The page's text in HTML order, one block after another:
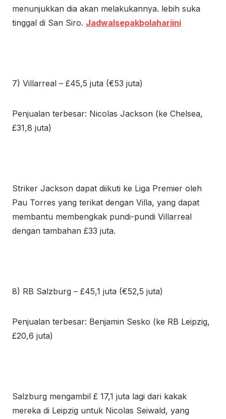
menunjukkan dia akan melakukannya. lebih suka
tinggal di San Siro. Jadwalsepakbolahariini
7) Villarreal – £45,5 juta (€53 juta)
Penjualan terbesar: Nicolas Jackson (ke Chelsea,
£31,8 ​​juta)
Striker Jackson dapat diikuti ke Liga Premier oleh
Pau Torres yang terikat dengan Villa, yang dapat
membantu membengkak pundi-pundi Villarreal
dengan tambahan £33 juta.
8) RB Salzburg – £45,1 juta (€52,5 juta)
Penjualan terbesar: Benjamin Sesko (ke RB Leipzig,
£20,6 juta)
Salzburg mengambil £ 17,1 juta lagi dari kakak
mereka di Leipzig untuk Nicolas Seiwald, yang